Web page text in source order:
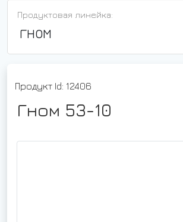
Продуктовая линейка:
ГНОМ
Продукт Id: 12406
Гном 53-10